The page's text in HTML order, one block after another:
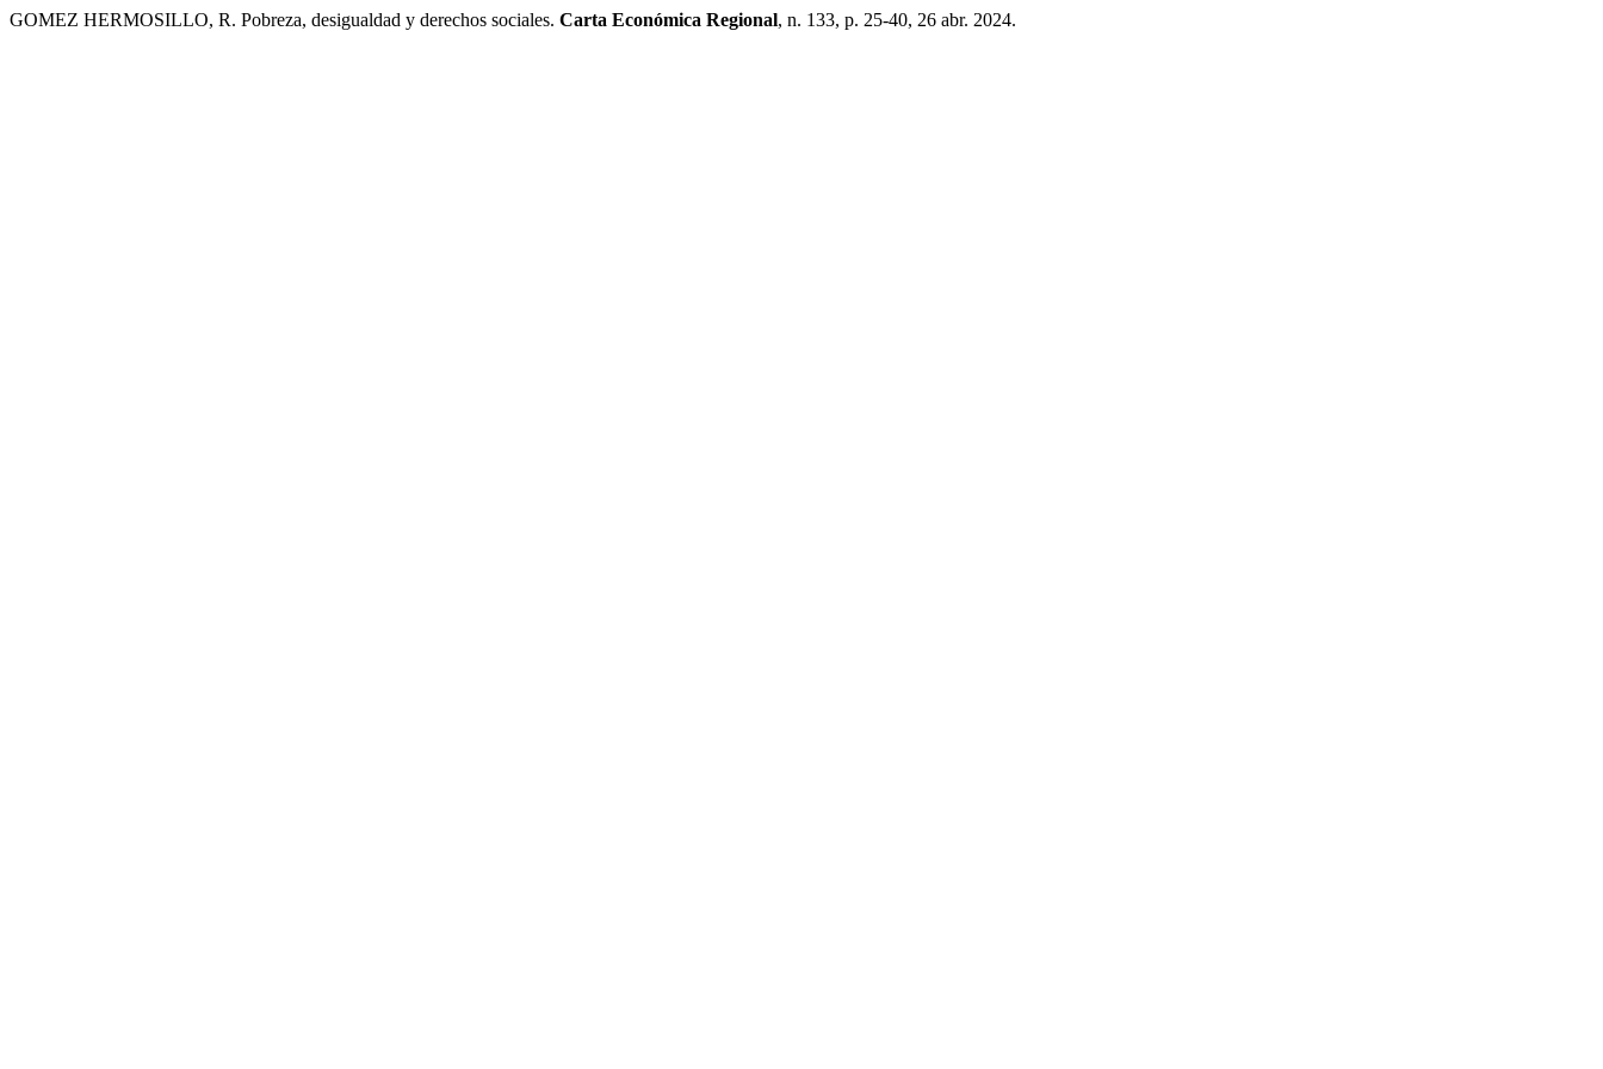
GOMEZ HERMOSILLO, R. Pobreza, desigualdad y derechos sociales. Carta Económica Regional, n. 133, p. 25-40, 26 abr. 2024.